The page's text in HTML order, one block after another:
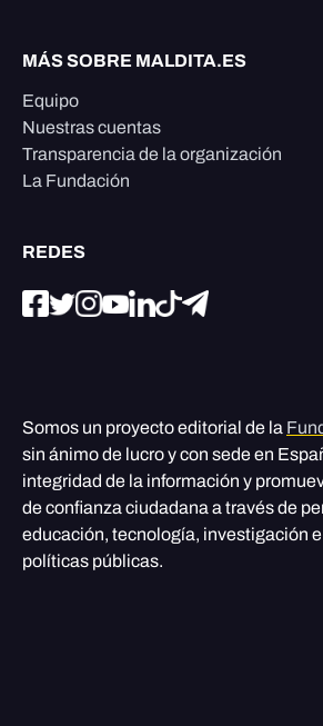
MÁS SOBRE MALDITA.ES
Equipo
Nuestras cuentas
Transparencia de la organización
La Fundación
REDES
Somos un proyecto editorial de la
sin ánimo de lucro y con sede en
integridad de la información y
de confianza ciudadana a través de
educación, tecnología, investigación
políticas públicas.